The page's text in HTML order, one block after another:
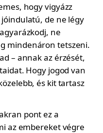
hogy vigyázz
de ne légy
ne
mindenáron tetszeni.
– annak az érzését,
Hogy jogod van
és kit tartasz
pont ez a
az embereket végre